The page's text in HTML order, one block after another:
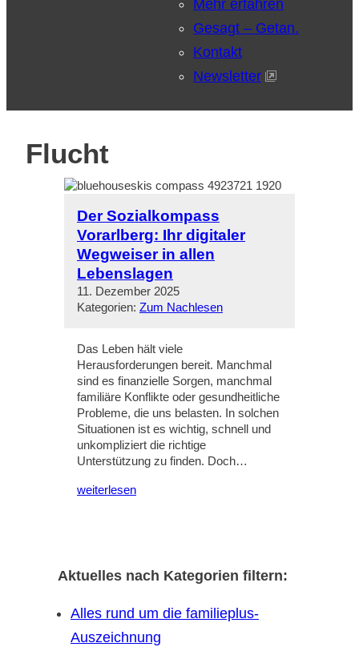
Mehr erfahren
Gesagt – Getan.
Kontakt
Newsletter
Flucht
Der Sozialkompass
Vorarlberg: Ihr digitaler
Wegweiser in allen
Lebenslagen
11. Dezember 2025
Kategorien: Zum Nachlesen
Das Leben hält viele
Herausforderungen bereit. Manchmal
sind es finanzielle Sorgen, manchmal
familiäre Konflikte oder gesundheitliche
Probleme, die uns belasten. In solchen
Situationen ist es wichtig, schnell und
unkompliziert die richtige
Unterstützung zu finden. Doch…
weiterlesen
Aktuelles nach Kategorien filtern:
Alles rund um die familieplus-
Auszeichnung